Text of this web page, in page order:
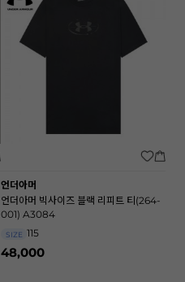
언더아머
언더아머 빅사이즈 블랙 리피트 티(264-
001) A3084
SIZE 115
48,000